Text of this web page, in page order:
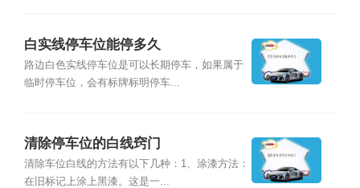
白实线停车位能停多久
路边白色实线停车位是可以长期停车，如果属于
临时停车位，会有标牌标明停车...
清除停车位的白线窍门
清除车位白线的方法有以下几种：1、涂漆方法：
在旧标记上涂上黑漆。这是一...